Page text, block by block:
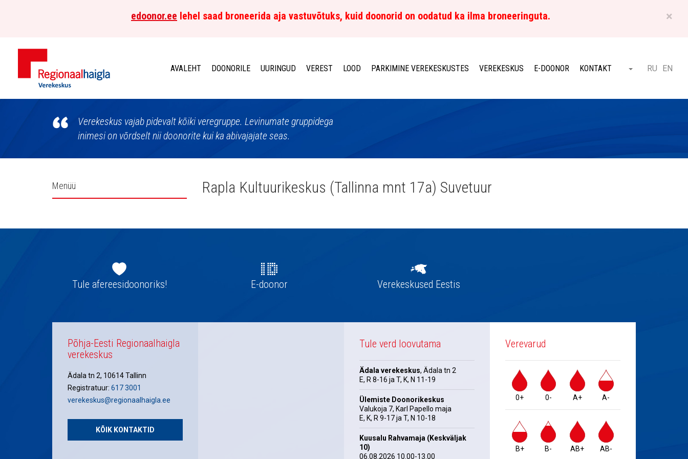
×
edoonor.ee lehel saad broneerida aja vastuvõtuks, kuid doonorid on oodatud ka ilma broneeringuta.
Põhja-
AVALEHT DOONORILE UURINGUD VEREST LOOD PARKIMINE VEREKESKUSTES VEREKESKUS E-DOONOR KONTAKT Otsi ET
RU EN
Verekeskus vajab pidevalt kõiki veregruppe. Levinumate gruppidega
inimesi on võrdselt nii doonorite kui ka abivajajate seas.
Külgpaani
Menüü Rapla Kultuurikeskus (Tallinna mnt 17a) Suvetuur
navigatsioonTule afereesidoonoriks! E-doonor Verekeskused Eestis
Põhja-Eesti Regionaalhaigla
verekeskus
Ädala tn 2, 10614 Tallinn
Registratuur: 617 3001
verekeskus@regionaalhaigla.ee
KÕIK KONTAKTID
Tule verd loovutama
Ädala verekeskus, Ädala tn 2
E, R 8-16 ja T, K, N 11-19
Ülemiste Doonorikeskus
Valukoja 7, Karl Papello maja
E, K, R 9-17 ja T, N 10-18
Kuusalu Rahvamaja (Keskväljak
10)
06.08.2026 10.00-13.00
Verevarud
0+ 0- A+ A-
B+ B- AB+ AB-